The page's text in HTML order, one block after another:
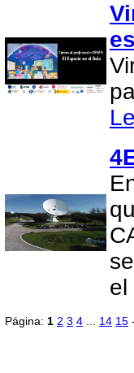
el
Página: 1 2 3 4 14 15 -